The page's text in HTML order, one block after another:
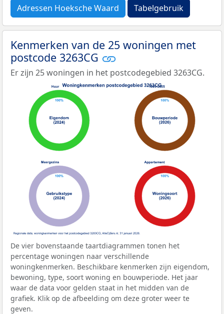
Adressen Hoeksche Waard Tabelgebruik
Kenmerken van de 25 woningen met
postcode 3263CG
Er zijn 25 woningen in het postcodegebied 3263CG.
De vier bovenstaande taartdiagrammen tonen het
percentage woningen naar verschillende
woningkenmerken. Beschikbare kenmerken zijn eigendom,
bewoning, type, soort woning en bouwperiode. Het jaar
waar de data voor gelden staat in het midden van de
grafiek. Klik op de afbeelding om deze groter weer te
geven.